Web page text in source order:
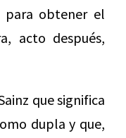
para obtener el
acto después,
que significa
dupla y que,